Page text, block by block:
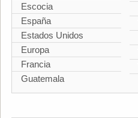
Escocia
España
Estados Unidos
Europa
Francia
Guatemala